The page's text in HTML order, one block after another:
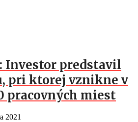
Investor predstavil
pri ktorej vznikne v
pracovných miest
2021